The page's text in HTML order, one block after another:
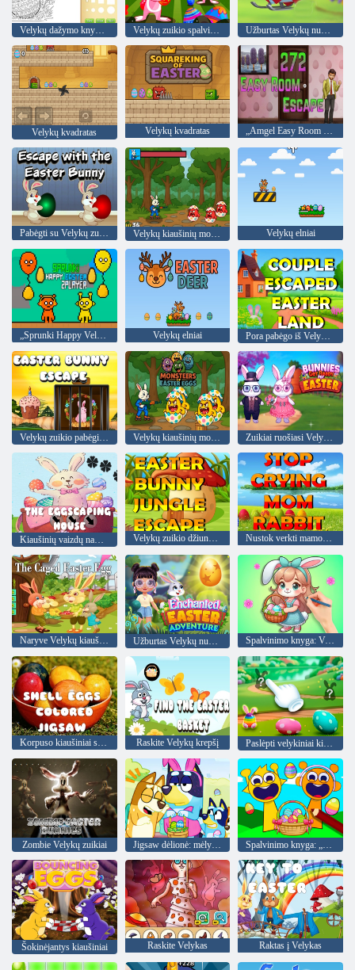
Velykų dažymo knyga vaikams Velykų zuikio spalvinimo knyga Užburtas Velykų nuotykis
Velykų kvadratas Velykų kvadratas „Amgel Easy Room Escape 272“
Pabėgti su Velykų zuikiu Velykų kiaušinių monstrai Velykų elniai
„Sprunki Happy Velykų 2 -oji žaidėjas“ Velykų elniai Pora pabėgo iš Velykų žemės
Velykų kiaušinių monstrai
Velykų zuikio džiunglės pabėga Nustok verkti mamos triušį
Naryve Velykų kiaušinis Užburtas Velykų nuotykis Spalvinimo knyga: Velykų kiaušiniai pasidaryk pats
Korpuso kiaušiniai spalvotas dėlionė Raskite Velykų krepšį Paslėpti velykiniai kiaušiniai
Zombie Velykų zuikiai Jigsaw dėlionė: mėlyna Velykų apranga
Šokinėjantys kiaušiniai Raskite Velykas Raktas į Velykas